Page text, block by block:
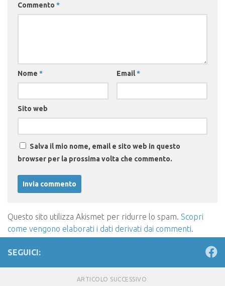
Commento *
Nome * Email*
Sito web
Salva il mio nome, email e sito web in questo
browser per la prossima volta che commento.
Questo sito utilizza Akismet per ridurre lo spam. Scopri
come vengono elaborati i dati derivati dai commenti.
SEGUICI:
ARTICOLO SUCCESSIVO